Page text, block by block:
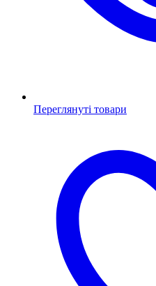
Переглянуті товари